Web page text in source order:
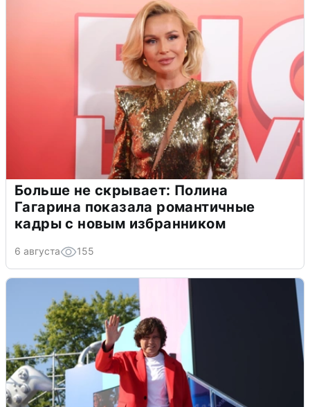
Больше не скрывает: Полина
Гагарина показала романтичные
кадры с новым избранником
6 августа 155